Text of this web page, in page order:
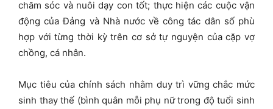
chăm sóc và nuôi dạy con tốt; thực hiện các cuộc vận
động của Đảng và Nhà nước về công tác dân số phù
hợp với từng thời kỳ trên cơ sở tự nguyện của cặp vợ
chồng, cá nhân.
Mục tiêu của chính sách nhằm duy trì vững chắc mức
sinh thay thế (bình quân mỗi phụ nữ trong độ tuổi sinh